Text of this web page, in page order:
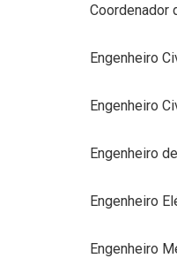
Coordenador
Engenheiro
Engenheiro
Engenheiro
Engenheiro
Engenheiro